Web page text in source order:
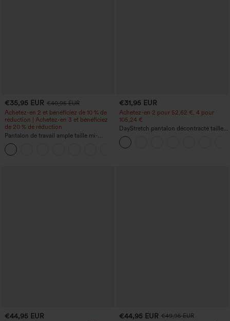
€35,95 EUR €40,95 EUR
Achetez-en 2 et bénéficiez de 10 % de
réduction | Achetez-en 3 et bénéficiez
de 20 % de réduction
Pantalon de travail ample taille mi-
haute, coupe « barrel » (jambe en forme
de tonneau) avec poches
€31,95 EUR
Achetez-en 2 pour 52,62 €, 4 pour
105,24 €
DayStretch pantalon décontracté taille
haute à jambe en forme de tonneau
avec poches
€44,95 EUR €44,95 EUR €49,95 EUR